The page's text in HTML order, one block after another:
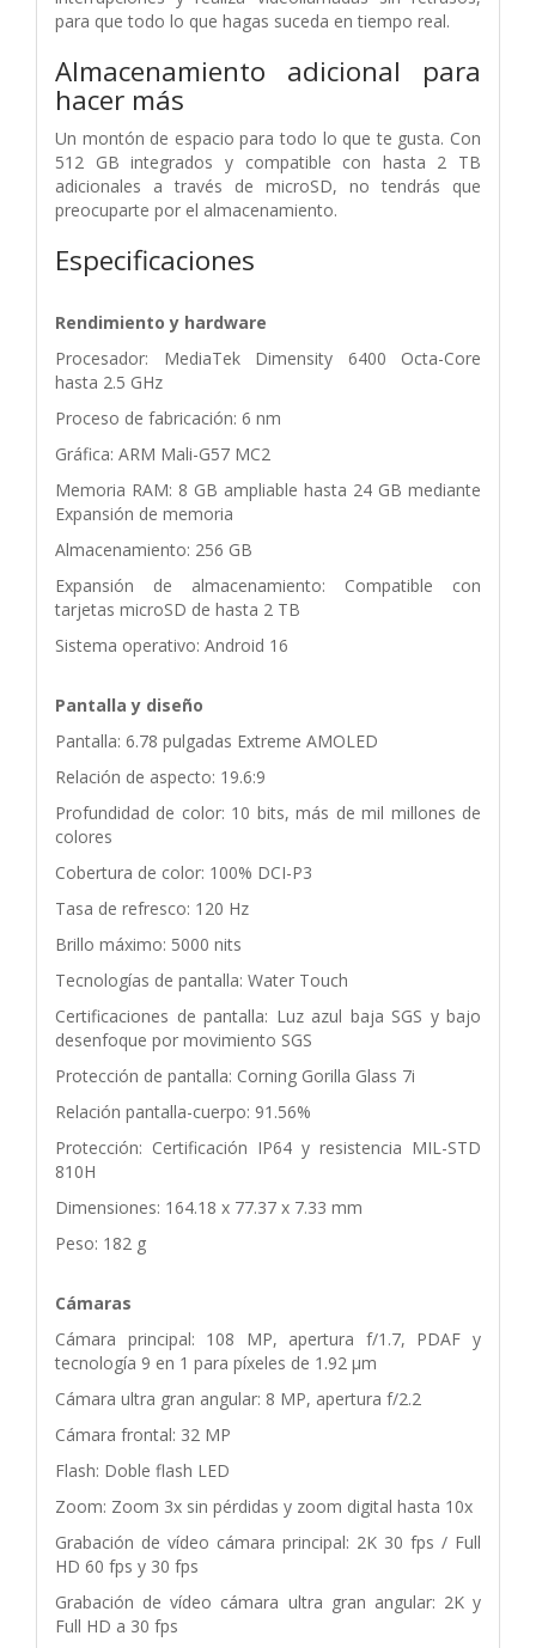
para que todo lo que hagas suceda en tiempo real.
Almacenamiento adicional para
hacer más
Un montón de espacio para todo lo que te gusta. Con
512 GB integrados y compatible con hasta 2 TB
adicionales a través de microSD, no tendrás que
preocuparte por el almacenamiento.
Especificaciones
Rendimiento y hardware
Procesador: MediaTek Dimensity 6400 Octa-Core
hasta 2.5 GHz
Proceso de fabricación: 6 nm
Gráfica: ARM Mali-G57 MC2
Memoria RAM: 8 GB ampliable hasta 24 GB mediante
Expansión de memoria
Almacenamiento: 256 GB
Expansión de almacenamiento: Compatible con
tarjetas microSD de hasta 2 TB
Sistema operativo: Android 16
Pantalla y diseño
Pantalla: 6.78 pulgadas Extreme AMOLED
Relación de aspecto: 19.6:9
Profundidad de color: 10 bits, más de mil millones de
colores
Cobertura de color: 100% DCI-P3
Tasa de refresco: 120 Hz
Brillo máximo: 5000 nits
Tecnologías de pantalla: Water Touch
Certificaciones de pantalla: Luz azul baja SGS y bajo
desenfoque por movimiento SGS
Protección de pantalla: Corning Gorilla Glass 7i
Relación pantalla-cuerpo: 91.56%
Protección: Certificación IP64 y resistencia MIL-STD
810H
Dimensiones: 164.18 x 77.37 x 7.33 mm
Peso: 182 g
Cámaras
Cámara principal: 108 MP, apertura f/1.7, PDAF y
tecnología 9 en 1 para píxeles de 1.92 μm
Cámara ultra gran angular: 8 MP, apertura f/2.2
Cámara frontal: 32 MP
Flash: Doble flash LED
Zoom: Zoom 3x sin pérdidas y zoom digital hasta 10x
Grabación de vídeo cámara principal: 2K 30 fps / Full
HD 60 fps y 30 fps
Grabación de vídeo cámara ultra gran angular: 2K y
Full HD a 30 fps